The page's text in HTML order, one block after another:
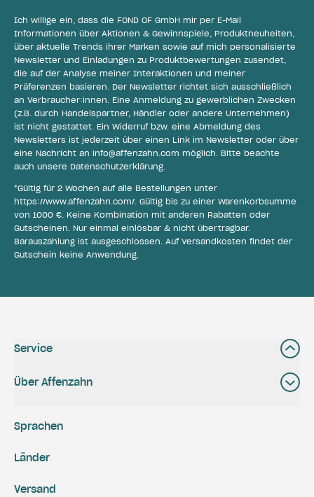
Ich willige ein, dass die FOND OF GmbH mir per E-Mail
Informationen über Aktionen & Gewinnspiele, Produktneuheiten,
über aktuelle Trends ihrer Marken sowie auf mich personalisierte
Newsletter und Einladungen zu Produktbewertungen zusendet,
die auf der Analyse meiner Interaktionen und meiner
Präferenzen basieren. Der Newsletter richtet sich ausschließlich
an Verbraucher:innen. Eine Anmeldung zu gewerblichen Zwecken
(z.B. durch Handelspartner, Händler oder andere Unternehmen)
ist nicht gestattet. Ein Widerruf bzw. eine Abmeldung des
Newsletters ist jederzeit über einen Link im Newsletter oder über
eine Nachricht an info@affenzahn.com möglich. Bitte beachte
auch unsere Datenschutzerklärung.
*Gültig für 2 Wochen auf alle Bestellungen unter
https://www.affenzahn.com/. Gültig bis zu einer Warenkorbsumme
von 1000 €. Keine Kombination mit anderen Rabatten oder
Gutscheinen. Nur einmal einlösbar & nicht übertragbar.
Barauszahlung ist ausgeschlossen. Auf Versandkosten findet der
Gutschein keine Anwendung.
Service
Über Affenzahn
Versand
Sprachen
Länder